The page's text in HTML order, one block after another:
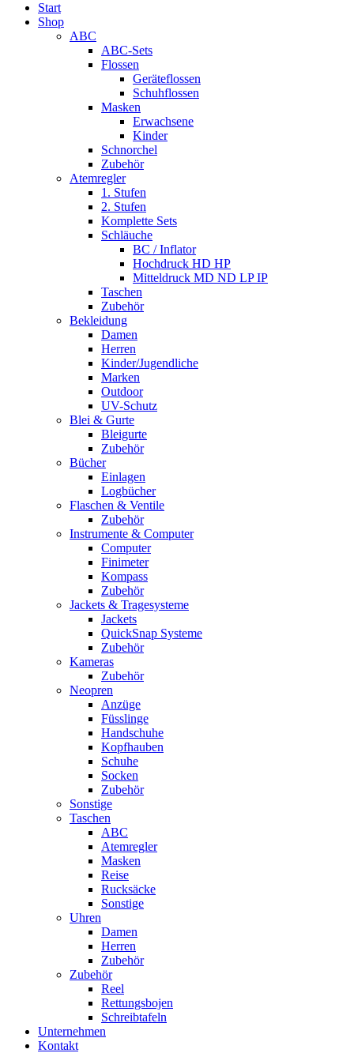
Start
Shop
ABC
ABC-Sets
Flossen
Geräteflossen
Schuhflossen
Masken
Erwachsene
Kinder
Schnorchel
Zubehör
Atemregler
1. Stufen
2. Stufen
Komplette Sets
Schläuche
BC / Inflator
Hochdruck HD HP
Mitteldruck MD ND LP IP
Taschen
Zubehör
Bekleidung
Damen
Herren
Kinder/Jugendliche
Marken
Outdoor
UV-Schutz
Blei & Gurte
Bleigurte
Zubehör
Bücher
Einlagen
Logbücher
Flaschen & Ventile
Zubehör
Instrumente & Computer
Computer
Finimeter
Kompass
Zubehör
Jackets & Tragesysteme
Jackets
QuickSnap Systeme
Zubehör
Kameras
Zubehör
Neopren
Anzüge
Füsslinge
Handschuhe
Kopfhauben
Schuhe
Socken
Zubehör
Sonstige
Taschen
ABC
Atemregler
Masken
Reise
Rucksäcke
Sonstige
Uhren
Damen
Herren
Zubehör
Zubehör
Reel
Rettungsbojen
Schreibtafeln
Unternehmen
Kontakt